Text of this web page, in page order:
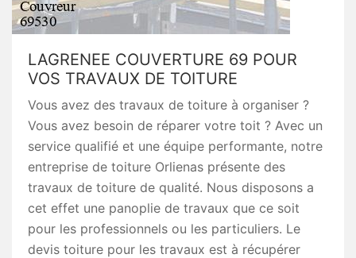
LAGRENEE COUVERTURE 69 POUR
VOS TRAVAUX DE TOITURE
Vous avez des travaux de toiture à organiser ?
Vous avez besoin de réparer votre toit ? Avec un
service qualifié et une équipe performante, notre
entreprise de toiture Orlienas présente des
travaux de toiture de qualité. Nous disposons a
cet effet une panoplie de travaux que ce soit
pour les professionnels ou les particuliers. Le
devis toiture pour les travaux est à récupérer